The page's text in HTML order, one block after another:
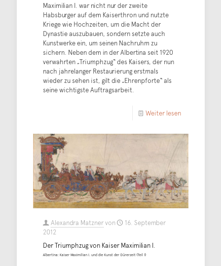
Maximilian I. war nicht nur der zweite
Habsburger auf dem Kaiserthron und nutzte
Kriege wie Hochzeiten, um die Macht der
Dynastie auszubauen, sondern setzte auch
Kunstwerke ein, um seinen Nachruhm zu
sichern. Neben dem in der Albertina seit 1920
verwahrten „Triumphzug“ des Kaisers, der nun
nach jahrelanger Restaurierung erstmals
wieder zu sehen ist, gilt die „Ehrenpforte“ als
seine wichtigste Auftragsarbeit.
Weiter lesen
Alexandra Matznervon
16. September
2012
Der Triumphzug von Kaiser Maximilian I.
Albertina: Kaiser Maximilian I. und die Kunst der Dürerzeit (Teil 1)